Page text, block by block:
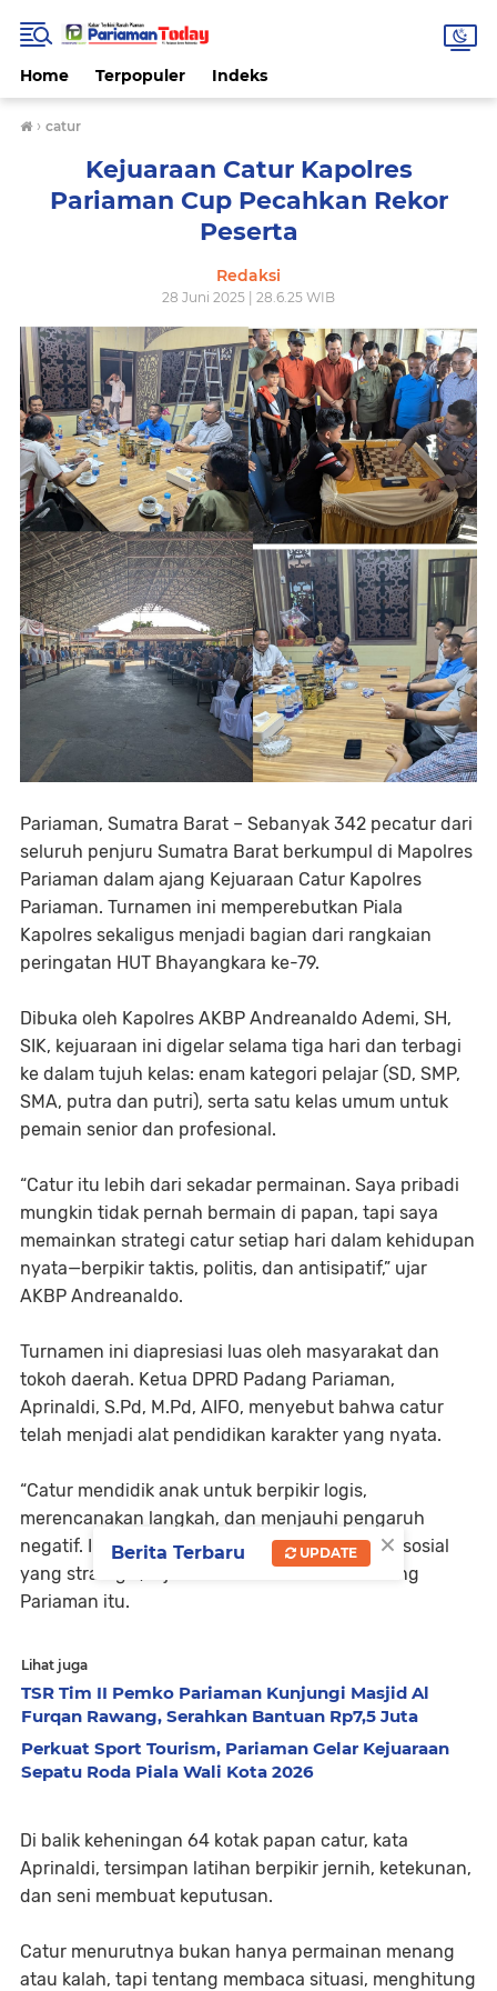
Home Terpopuler Indeks
› catur
Kejuaraan Catur Kapolres
Pariaman Cup Pecahkan Rekor
Peserta
Redaksi
28 Juni 2025 | 28.6.25 WIB
Pariaman, Sumatra Barat – Sebanyak 342 pecatur dari
seluruh penjuru Sumatra Barat berkumpul di Mapolres
Pariaman dalam ajang Kejuaraan Catur Kapolres
Pariaman. Turnamen ini memperebutkan Piala
Kapolres sekaligus menjadi bagian dari rangkaian
peringatan HUT Bhayangkara ke-79.
Dibuka oleh Kapolres AKBP Andreanaldo Ademi, SH,
SIK, kejuaraan ini digelar selama tiga hari dan terbagi
ke dalam tujuh kelas: enam kategori pelajar (SD, SMP,
SMA, putra dan putri), serta satu kelas umum untuk
pemain senior dan profesional.
“Catur itu lebih dari sekadar permainan. Saya pribadi
mungkin tidak pernah bermain di papan, tapi saya
memainkan strategi catur setiap hari dalam kehidupan
nyata—berpikir taktis, politis, dan antisipatif,” ujar
AKBP Andreanaldo.
Turnamen ini diapresiasi luas oleh masyarakat dan
tokoh daerah. Ketua DPRD Padang Pariaman,
Aprinaldi, S.Pd, M.Pd, AIFO, menyebut bahwa catur
telah menjadi alat pendidikan karakter yang nyata.
“Catur mendidik anak untuk berpikir logis,
merencanakan langkah, dan menjauhi pengaruh
negatif. Ini lebih dari olahraga—ini pendidikan sosial
yang strategis,” ujar mantan Ketua KONI Padang
Pariaman itu.
Lihat juga
TSR Tim II Pemko Pariaman Kunjungi Masjid Al
Furqan Rawang, Serahkan Bantuan Rp7,5 Juta
Perkuat Sport Tourism, Pariaman Gelar Kejuaraan
Sepatu Roda Piala Wali Kota 2026
Di balik keheningan 64 kotak papan catur, kata
Aprinaldi, tersimpan latihan berpikir jernih, ketekunan,
dan seni membuat keputusan.
Catur menurutnya bukan hanya permainan menang
atau kalah, tapi tentang membaca situasi, menghitung
×
Berita Terbaru UPDATE